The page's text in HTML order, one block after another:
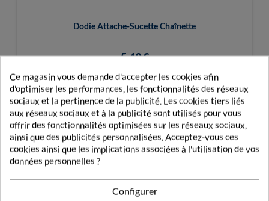
Dodie Attache-Sucette Chaînette
5,49 €
PRODUITS DE LA MÊME CATÉGORIE
HYGIÈNE DE BÉBÉ
Ce magasin vous demande d'accepter les cookies afin
d'optimiser les performances, les fonctionnalités des réseaux
sociaux et la pertinence de la publicité. Les cookies tiers liés
aux réseaux sociaux et à la publicité sont utilisés pour vous
offrir des fonctionnalités optimisées sur les réseaux sociaux,
ainsi que des publicités personnalisées. Acceptez-vous ces
cookies ainsi que les implications associées à l'utilisation de vos
données personnelles ?
Configurer